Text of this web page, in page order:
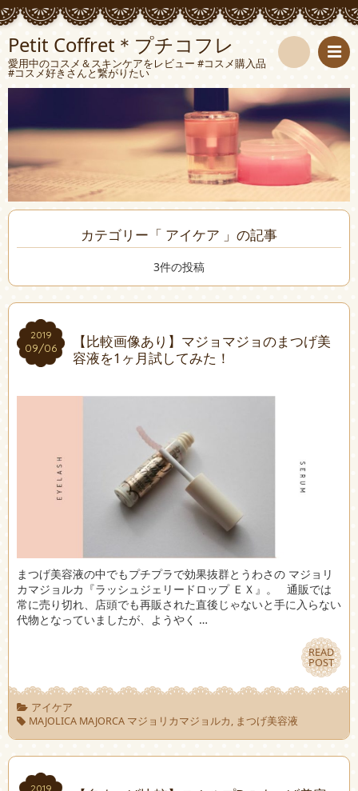
Petit Coffret＊プチコフレ
愛用中のコスメ＆スキンケアをレビュー #コスメ購入品
#コスメ好きさんと繋がりたい
検
索
カテゴリー「 アイケア 」の記事
3件の投稿
2019
09/06
2019
09/06
【比較画像あり】マジョマジョのまつげ美
容液を1ヶ月試してみた！
まつげ美容液の中でもプチプラで効果抜群とうわさの マジョリ
カマジョルカ『ラッシュジェリードロップ ＥＸ』。 通販では
常に売り切れ、店頭でも再販された直後じゃないと手に入らない
代物となっていましたが、ようやく …
READ
POST
READ
POST
アイケア
MAJOLICA MAJORCA マジョリカマジョルカ, まつげ美容液
2019
2019